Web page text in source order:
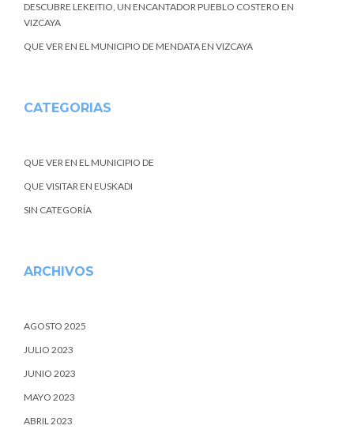
DESCUBRE LEKEITIO, UN ENCANTADOR PUEBLO COSTERO EN
VIZCAYA
QUE VER EN EL MUNICIPIO DE MENDATA EN VIZCAYA
CATEGORIAS
QUE VER EN EL MUNICIPIO DE
QUE VISITAR EN EUSKADI
SIN CATEGORÍA
ARCHIVOS
AGOSTO 2025
JULIO 2023
JUNIO 2023
MAYO 2023
ABRIL 2023